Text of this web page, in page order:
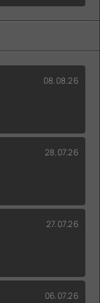
08.08.26
28.07.26
27.07.26
06.07.26